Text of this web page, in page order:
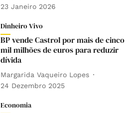
23 Janeiro 2026
Dinheiro Vivo
BP vende Castrol por mais de cinco
mil milhões de euros para reduzir
dívida
Margarida Vaqueiro Lopes
24 Dezembro 2025
Economia